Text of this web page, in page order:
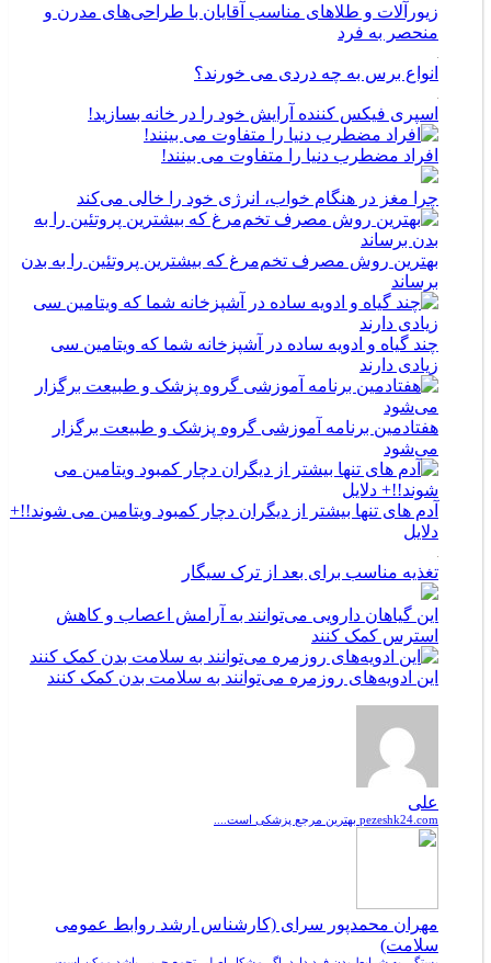
زیورآلات و طلاهای مناسب آقایان با طراحی‌های مدرن و
منحصر به فرد
انواع برس به چه دردی می خورند؟
اسپری فیکس کننده آرایش خود را در خانه بسازید!
افراد مضطرب دنیا را متفاوت می بینند!
چرا مغز در هنگام خواب، انرژی خود را خالی می‌کند
بهترین روش مصرف تخم‌مرغ که بیشترین پروتئین را به بدن
برساند
چند گیاه و ادویه ساده در آشپزخانه شما که ویتامین سی
زیادی دارند
هفتادمین برنامه آموزشی گروه پزشک و طبیعت برگزار
می‌شود
آدم های تنها بیشتر از دیگران دچار کمبود ویتامین می شوند!!+
دلایل
تغذیه مناسب برای بعد از ترک سیگار
این گیاهان دارویی می‌توانند به آرامش اعصاب و کاهش
استرس کمک کنند
این ادویه‌های روزمره می‌توانند به سلامت بدن کمک کنند
علی
pezeshk24.com بهترین مرجع پزشکی است....
مهران محمدپور سرای (کارشناس ارشد روابط عمومی
سلامت)